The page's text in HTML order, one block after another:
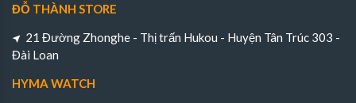
ĐỖ THÀNH STORE
21 Đường Zhonghe - Thị trấn Hukou - Huyện Tân Trúc 303 -
Đài Loan
HYMA WATCH